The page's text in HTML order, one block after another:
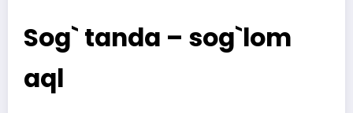
Sog` tanda – sog`lom
aql